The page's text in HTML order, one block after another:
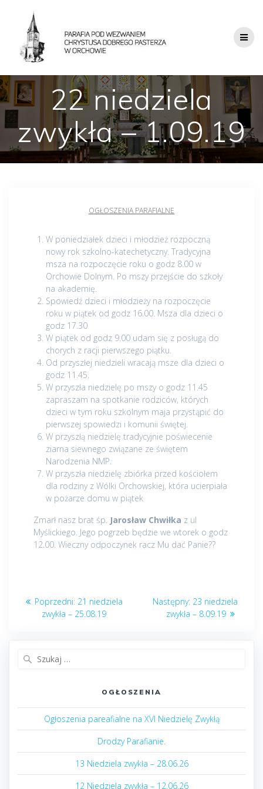
22 niedziela
zwykła – 1.09.19
OGŁOSZENIA PARAFIALNE
W poniedziałek dzieci i młodzież rozpoczną
nowy rok szkolno-katechetyczny. Tradycyjna
msza na rozpoczęcie roku o godz 8.00 w
Orchowie Dolnym. Po mszy przejście do szkoły
na akademię.
Spowiedź dzieci i młodzieży na rozpoczęcie
roku w piątek od godz 16.00. Msza dla dzieci o
godz 17.30
W piątek od godz 9.00 udam się z posługą do
chorych z racji pierwszego piątku.
Od przyszłej niedzieli wracają msze dla dzieci o
godz 11.45.
W przyszła niedzielę po mszy o godz 11.45
zapraszam na spotkanie rodziców, których
dzieci w tym roku szkolnym maja przystąpić do
pierwszej spowiedzi i komunii świętej.
W przyszłą niedzielę tradycyjnie poświecenie
ziarna siewnego związane ze świętem
Narodzenia NMP.
W przyszła niedzielę zbiórka przed kościołem
dla rodziny z Wólki Orchowskiej, która ucierpiała
w pożarze domu w piątek
Zmarł nasz brat śp. Jarosław Chwiłka z ul
Myślickiego. Jego pogrzeb będzie we wtorek o godz
12.00. Wieczny odpoczynek racz Mu dać Panie??
Nawigacja
wpisu
Poprzedni: Poprzedni
post:
21 niedziela
zwykła – 25.08.19
Następny: Następny
post:
23 niedziela
zwykła – 8.09.19
OGŁOSZENIA
Ogłoszenia pareafialne na XVI Niedzielę Zwykłą
Drodzy Parafianie.
13 Niedziela zwykła – 28.06.26
12 Niedziela zwykła – 12.06.26